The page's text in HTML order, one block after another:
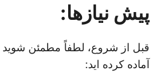
پیش نیازها:
قبل از شروع، لطفاً مطمئن شوید
آماده کرده اید: